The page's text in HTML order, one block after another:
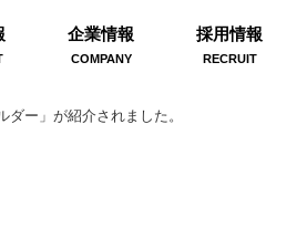
企業情報
COMPANY
採用情報
RECRUIT
ー」が紹介されました。